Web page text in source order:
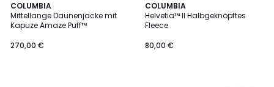
COLUMBIA
Mittellange Daunenjacke mit
Kapuze Amaze Puff™
270,00 €
COLUMBIA
Helvetia™ II Halbgeknöpftes
Fleece
80,00 €
3
Farben